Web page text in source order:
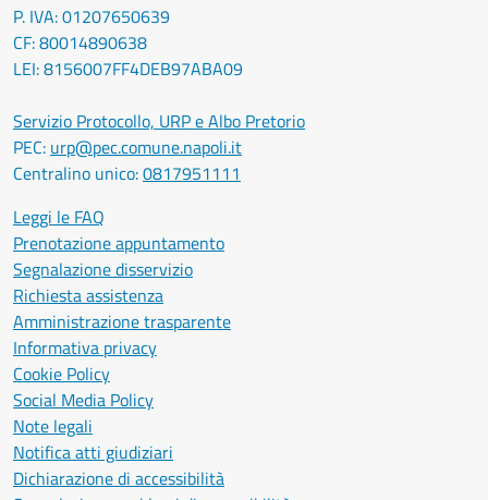
P. IVA: 01207650639
CF: 80014890638
LEI: 8156007FF4DEB97ABA09
Servizio Protocollo, URP e Albo Pretorio
PEC: urp@pec.comune.napoli.it
Centralino unico:0817951111
Leggi le FAQ
Prenotazione appuntamento
Segnalazione disservizio
Richiesta assistenza
Amministrazione trasparente
Informativa privacy
Cookie Policy
Social Media Policy
Note legali
Notifica atti giudiziari
Dichiarazione di accessibilità